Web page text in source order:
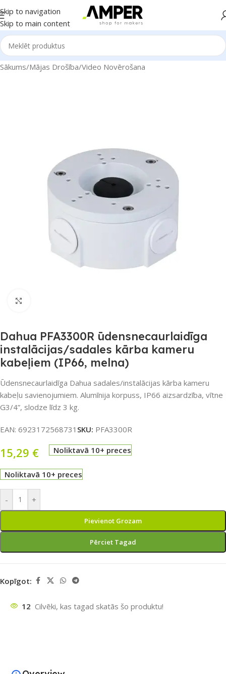
Skip to navigation
Skip to main content
Sākums/Mājas Drošība/Video Novērošana
Dahua PFA3300R ūdensnecaurlaidīga
instalācijas/sadales kārba kameru
kabeļiem (IP66, melna)
Ūdensnecaurlaidīga Dahua sadales/instalācijas kārba kameru
kabeļu savienojumiem. Alumīnija korpuss, IP66 aizsardzība, vītne
G3/4”, slodze līdz 3 kg.
EAN: 6923172568731 SKU: PFA3300R
15,29 € Noliktavā 10+ preces
Noliktavā 10+ preces
- +
Pievienot Grozam
Pērciet Tagad
Kopīgot:
12 Cilvēki, kas tagad skatās šo produktu!